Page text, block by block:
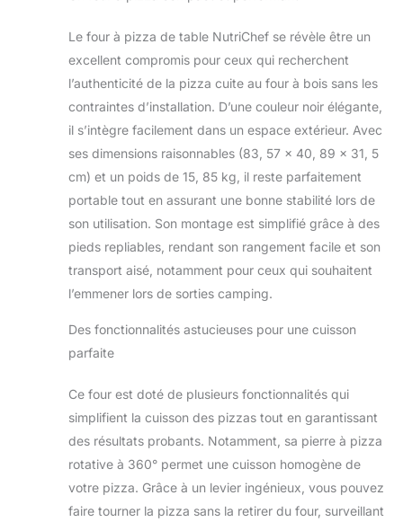
inoxydable,
fois, idéales pour
les réunions sur la
terrasse, les fêtes
extérieures et les
voyages en
camping Chaleur
uniforme pour des
résultats constants
pizzas parfaitement
cuites avec le
cadran de contrôle
de la chaleur
réglable et le brûleur
principal en forme
homogène de la
chaleur, de sorte
que vous obtenez
des résultats
toujours délicieux à
chaque utilisation
Housse de pluie
Le four à pizza de table NutriChef se révèle être un
excellent compromis pour ceux qui recherchent
l’authenticité de la pizza cuite au four à bois sans les
contraintes d’installation. D’une couleur noir élégante,
il s’intègre facilement dans un espace extérieur. Avec
ses dimensions raisonnables (83, 57 x 40, 89 x 31, 5
cm) et un poids de 15, 85 kg, il reste parfaitement
portable tout en assurant une bonne stabilité lors de
son utilisation. Son montage est simplifié grâce à des
pieds repliables, rendant son rangement facile et son
transport aisé, notamment pour ceux qui souhaitent
l’emmener lors de sorties camping.
Des fonctionnalités astucieuses pour une cuisson
parfaite
Ce four est doté de plusieurs fonctionnalités qui
simplifient la cuisson des pizzas tout en garantissant
des résultats probants. Notamment, sa pierre à pizza
rotative à 360° permet une cuisson homogène de
votre pizza. Grâce à un levier ingénieux, vous pouvez
faire tourner la pizza sans la retirer du four, surveillant